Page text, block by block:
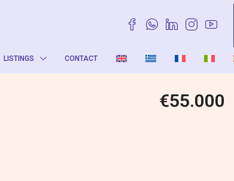
LISTINGS CONTACT
€55.000